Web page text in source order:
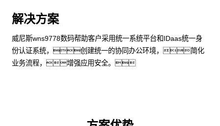
解决方案
威尼斯wns9778数码帮助客户采用统一系统平台和IDaas统一身
份认证系统，创建统一的协同办公环境，简化
业务流程，增强应用安全。